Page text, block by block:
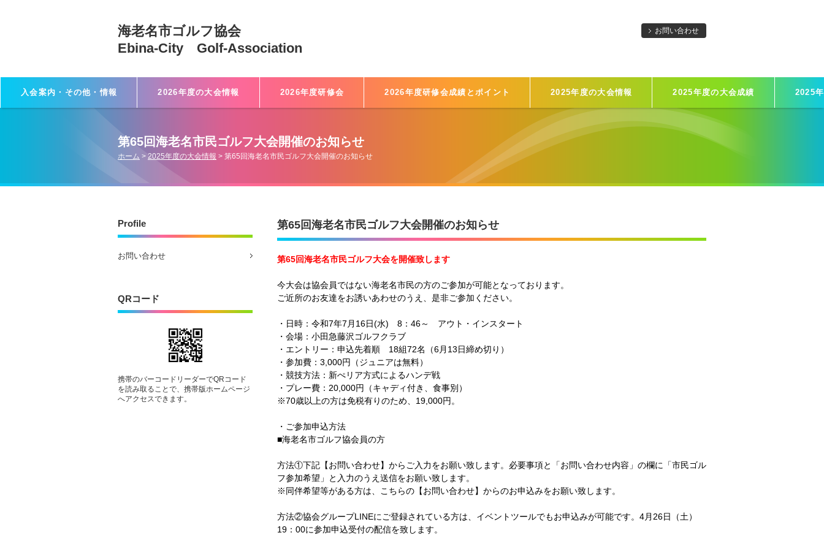
海老名市ゴルフ協会
Ebina-City Golf-Association
お問い合わせ
入会案内・その他・情報 2026年度の大会情報 2026年度研修会 2026年度研修会成績とポイント 2025年度の大会情報 2025年度の大会成績 2025
第65回海老名市民ゴルフ大会開催のお知らせ
ホーム > 2025年度の大会情報 > 第65回海老名市民ゴルフ大会開催のお知らせ
第65回海老名市民ゴルフ大会開催のお知らせ
第65回海老名市民ゴルフ大会を開催致します
今大会は協会員ではない海老名市民の方のご参加が可能となっております。
ご近所のお友達をお誘いあわせのうえ、是非ご参加ください。
・日時：令和7年7月16日(水) 8：46～ アウト・インスタート
・会場：小田急藤沢ゴルフクラブ
・エントリー：申込先着順 18組72名（6月13日締め切り）
・参加費：3,000円（ジュニアは無料）
・競技方法：新ぺリア方式によるハンデ戦
・プレー費：20,000円（キャディ付き、食事別）
※70歳以上の方は免税有りのため、19,000円。
・ご参加申込方法
■海老名市ゴルフ協会員の方
方法①下記【お問い合わせ】からご入力をお願い致します。必要事項と「お問い合わせ内容」の欄に「市民ゴル
フ参加希望」と入力のうえ送信をお願い致します。
※同伴希望等がある方は、こちらの【お問い合わせ】からのお申込みをお願い致します。
方法②協会グループLINEにご登録されている方は、イベントツールでもお申込みが可能です。4月26日（土）
19：00に参加申込受付の配信を致します。
Profile
お問い合わせ
QRコード
携帯のバーコードリーダーでQRコード
を読み取ることで、携帯版ホームページ
へアクセスできます。